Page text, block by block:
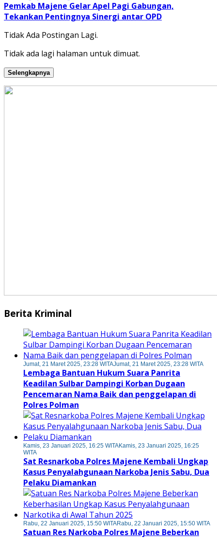
Pemkab Majene Gelar Apel Pagi Gabungan,
Tekankan Pentingnya Sinergi antar OPD
Tidak Ada Postingan Lagi.
Tidak ada lagi halaman untuk dimuat.
Selengkapnya
Berita Kriminal
Jumat, 21 Maret 2025, 23:28 WITAJumat, 21 Maret 2025, 23:28 WITA
Lembaga Bantuan Hukum Suara Panrita
Keadilan Sulbar Dampingi Korban Dugaan
Pencemaran Nama Baik dan penggelapan di
Polres Polman
Kamis, 23 Januari 2025, 16:25 WITAKamis, 23 Januari 2025, 16:25
WITA
Sat Resnarkoba Polres Majene Kembali Ungkap
Kasus Penyalahgunaan Narkoba Jenis Sabu, Dua
Pelaku Diamankan
Rabu, 22 Januari 2025, 15:50 WITARabu, 22 Januari 2025, 15:50 WITA
Satuan Res Narkoba Polres Majene Beberkan